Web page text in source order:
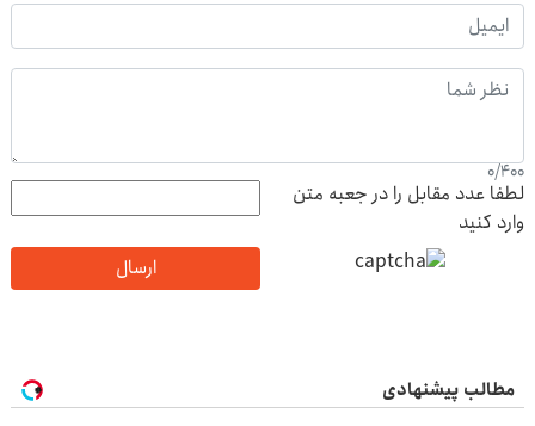
0/400
لطفا عدد مقابل را در جعبه متن
وارد کنید
ارسال
مطالب پیشنهادی